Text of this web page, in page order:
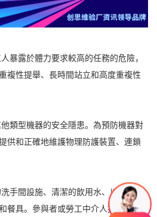
露於體力要求較高的任務的危險，
複性提舉、長時間站立和高度重複性
型機器的安全隱患。為預防機器對
供和正確地維護物理防護裝置、連鎖
間設施、清潔的飲用水、以及衛生
餐具。參與者或勞工中介人提供的員